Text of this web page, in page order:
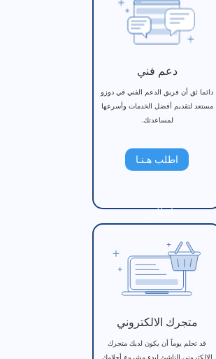
دعم فني
دائما ثق أن فريق الدعم الفني في دوزو
مستعد لتقديم أفضل الخدمات وأسرعها
لمساعدتك.
اطلب هـنـا
انطلق
متجرك الالكتروني
قد تحلم يوماً أن يكون لديك متجرك